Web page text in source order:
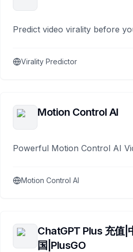
Predict video virality before
Virality Predictor
Motion Control AI
Powerful Motion Control AI
Motion Control AI
ChatGPT Plus 充值|
国|PlusGO